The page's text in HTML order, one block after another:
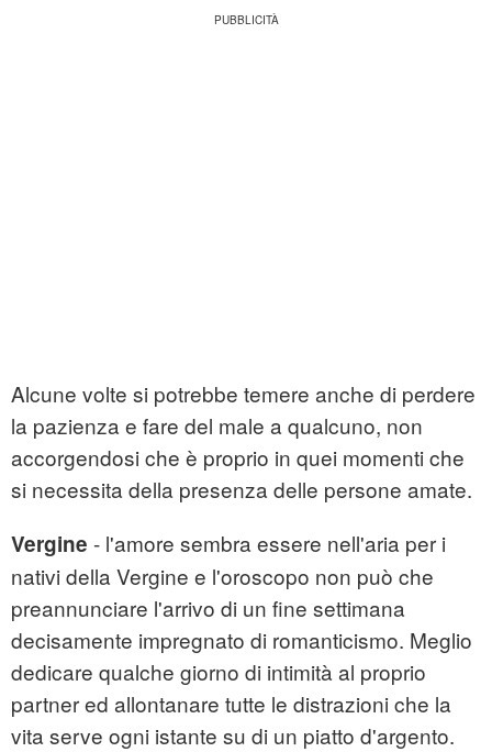
Alcune volte si potrebbe temere anche di perdere
la pazienza e fare del male a qualcuno, non
accorgendosi che è proprio in quei momenti che
si necessita della presenza delle persone amate.
Vergine - l'amore sembra essere nell'aria per i
nativi della Vergine e l'oroscopo non può che
preannunciare l'arrivo di un fine settimana
decisamente impregnato di romanticismo. Meglio
dedicare qualche giorno di intimità al proprio
partner ed allontanare tutte le distrazioni che la
vita serve ogni istante su di un piatto d'argento.